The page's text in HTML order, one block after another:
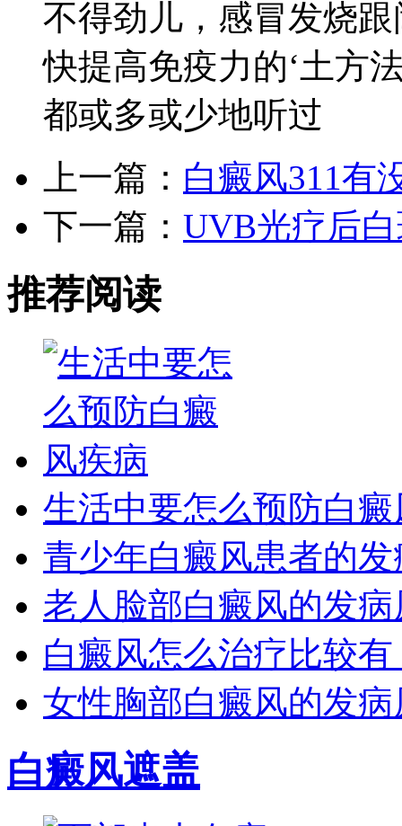
不得劲儿，感冒发烧
快提高免疫力的‘土方
都或多或少地听过
上一篇： 白癜风311有
下一篇： UVB光疗后
推荐阅读
生活中要怎么预防白
青少年白癜风患者的
老人脸部白癜风的发
白癜风怎么治疗比较有
女性胸部白癜风的发
白癜风遮盖